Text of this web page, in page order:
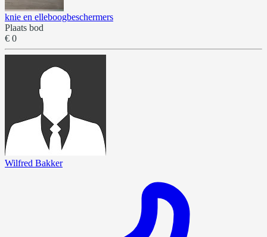
knie en elleboogbeschermers
Plaats bod
€ 0
Wilfred Bakker